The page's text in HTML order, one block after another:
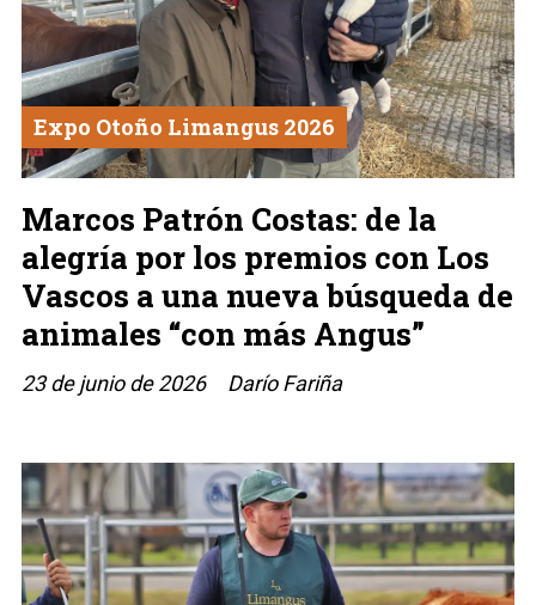
Marcos Patrón Costas: de la
alegría por los premios con Los
Vascos a una nueva búsqueda de
animales “con más Angus”
Darío Fariña
Expo Otoño Limangus 2026
23 de junio de 2026